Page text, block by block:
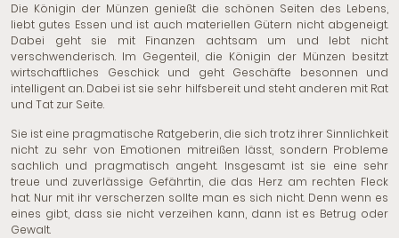
Die Königin der Münzen genießt die schönen Seiten des Lebens,
liebt gutes Essen und ist auch materiellen Gütern nicht abgeneigt.
Dabei geht sie mit Finanzen achtsam um und lebt nicht
verschwenderisch. Im Gegenteil, die Königin der Münzen besitzt
wirtschaftliches Geschick und geht Geschäfte besonnen und
intelligent an. Dabei ist sie sehr hilfsbereit und steht anderen mit Rat
und Tat zur Seite.
Sie ist eine pragmatische Ratgeberin, die sich trotz ihrer Sinnlichkeit
nicht zu sehr von Emotionen mitreißen lässt, sondern Probleme
sachlich und pragmatisch angeht. Insgesamt ist sie eine sehr
treue und zuverlässige Gefährtin, die das Herz am rechten Fleck
hat. Nur mit ihr verscherzen sollte man es sich nicht. Denn wenn es
eines gibt, dass sie nicht verzeihen kann, dann ist es Betrug oder
Gewalt.